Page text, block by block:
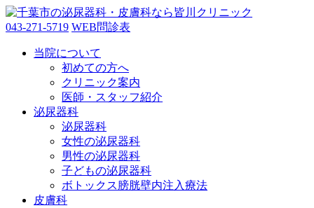
043-271-5719 WEB問診表
当院について
初めての方へ
クリニック案内
医師・スタッフ紹介
泌尿器科
泌尿器科
女性の泌尿器科
男性の泌尿器科
子どもの泌尿器科
ボトックス膀胱壁内注入療法
皮膚科